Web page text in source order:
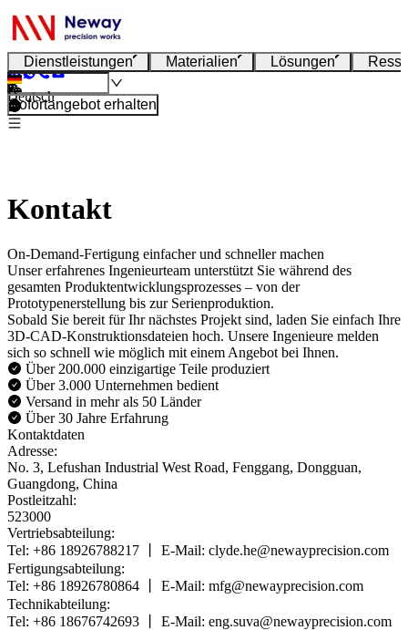
Dienstleistungen Materialien Lösungen
Deutsch
Sofortangebot erhalten
Kontakt
On-Demand-Fertigung einfacher und schneller machen
Unser erfahrenes Ingenieurteam unterstützt Sie während des
gesamten Produktentwicklungsprozesses – von der
Prototypenerstellung bis zur Serienproduktion.
Sobald Sie bereit für Ihr nächstes Projekt sind, laden Sie einfach Ihre
3D-CAD-Konstruktionsdateien hoch. Unsere Ingenieure melden
sich so schnell wie möglich mit einem Angebot bei Ihnen.
Über 200.000 einzigartige Teile produziert
Über 3.000 Unternehmen bedient
Versand in mehr als 50 Länder
Über 30 Jahre Erfahrung
Kontaktdaten
Adresse:
No. 3, Lefushan Industrial West Road, Fenggang, Dongguan,
Guangdong, China
Postleitzahl:
523000
Vertriebsabteilung:
Tel: +86 18926788217 丨 E-Mail: clyde.he@newayprecision.com
Fertigungsabteilung:
Tel: +86 18926780864 丨 E-Mail: mfg@newayprecision.com
Technikabteilung:
Tel: +86 18676742693 丨 E-Mail: eng.suva@newayprecision.com